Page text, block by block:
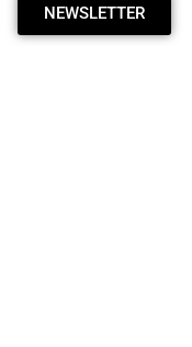
NEWSLETTER